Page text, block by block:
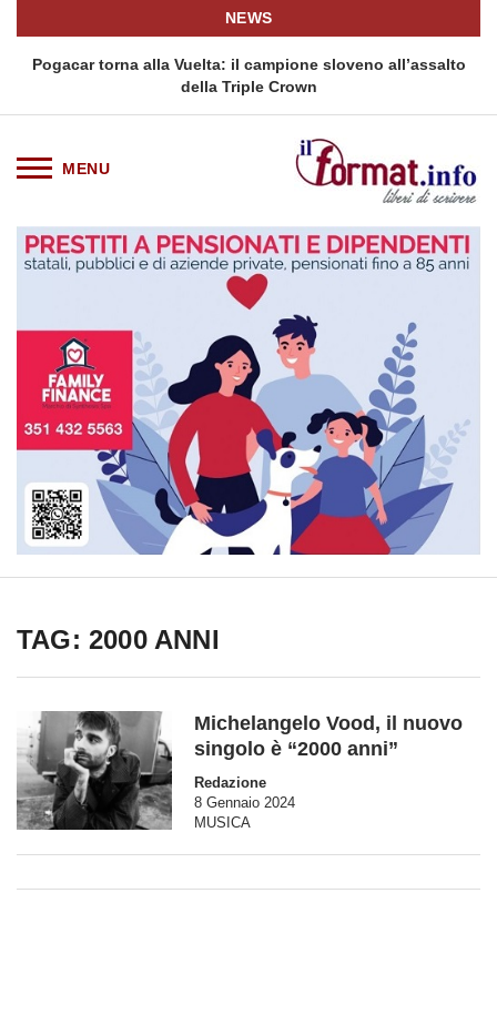
NEWS
Pogacar torna alla Vuelta: il campione sloveno all’assalto
della Triple Crown
Il
TAG: 2000 ANNI
Michelangelo Vood, il nuovo
singolo è “2000 anni”
Redazione
8 Gennaio 2024
MUSICA